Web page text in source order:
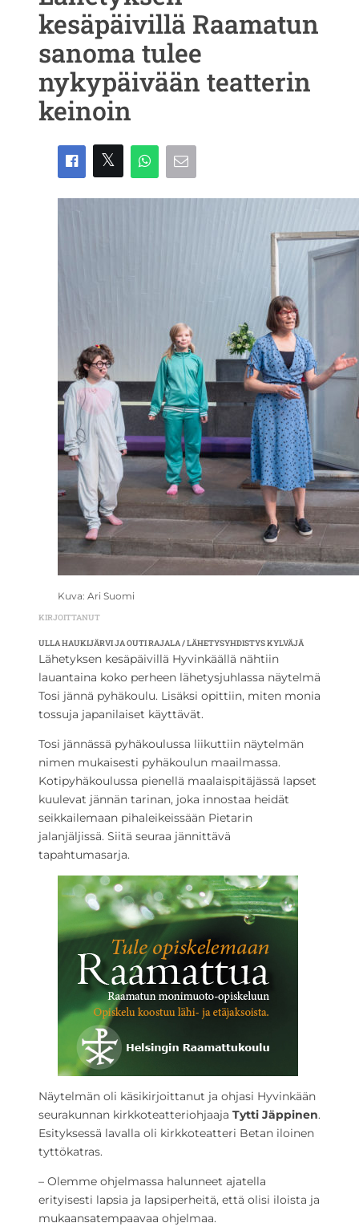
kesäpäivillä Raamatun
sanoma tulee
nykypäivään teatterin
keinoin
Kuva: Ari Suomi
KIRJOITTANUT
ULLA HAUKIJÄRVI JA OUTI RAJALA / LÄHETYSYHDISTYS KYLVÄJÄ
Lähetyksen kesäpäivillä Hyvinkäällä nähtiin
lauantaina koko perheen lähetysjuhlassa näytelmä
Tosi jännä pyhäkoulu. Lisäksi opittiin, miten monia
tossuja japanilaiset käyttävät.
Tosi jännässä pyhäkoulussa liikuttiin näytelmän
nimen mukaisesti pyhäkoulun maailmassa.
Kotipyhäkoulussa pienellä maalaispitäjässä lapset
kuulevat jännän tarinan, joka innostaa heidät
seikkailemaan pihaleikeissään Pietarin
jalanjäljissä. Siitä seuraa jännittävä
tapahtumasarja.
Näytelmän oli käsikirjoittanut ja ohjasi Hyvinkään
seurakunnan kirkkoteatteriohjaaja Tytti Jäppinen.
Esityksessä lavalla oli kirkkoteatteri Betan iloinen
tyttökatras.
– Olemme ohjelmassa halunneet ajatella
erityisesti lapsia ja lapsiperheitä, että olisi iloista ja
mukaansatempaavaa ohjelmaa.